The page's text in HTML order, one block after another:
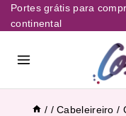
Portes grátis para
continental
/ / Cabeleireiro /